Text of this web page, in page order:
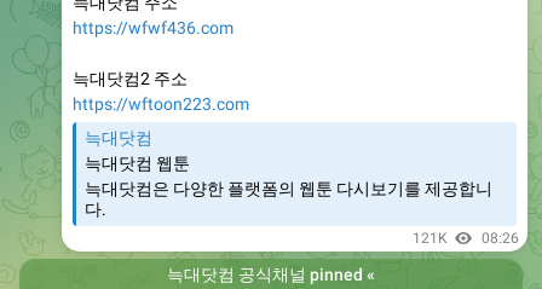
https://wfwf436.com
늑대닷컴2 주소
https://wftoon223.com
늑대닷컴
늑대닷컴 웹툰
늑대닷컴은 다양한 플랫폼의 웹툰 다시보기를 제공합니
다.
121K 08:26
늑대닷컴 공식채널 pinned «